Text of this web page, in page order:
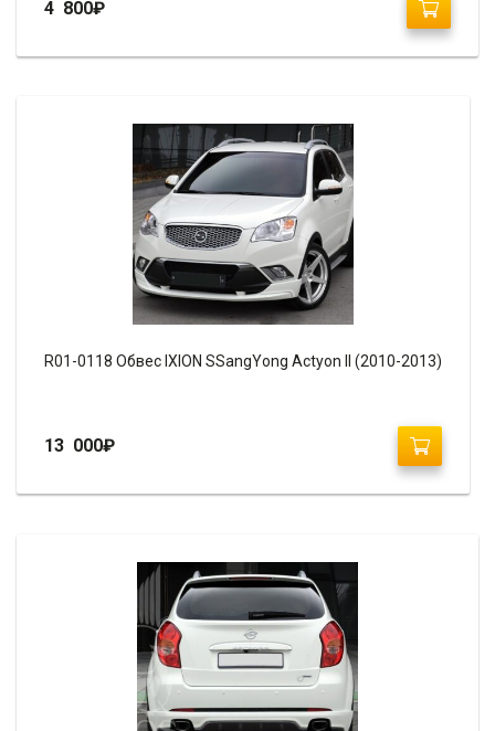
4 800₽
R01-0118 Обвес IXION SSangYong Actyon II (2010-2013)
13 000₽